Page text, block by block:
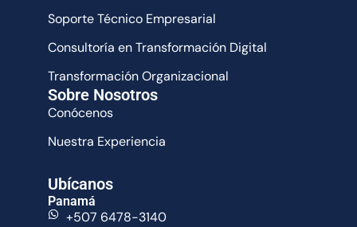
Soporte Técnico Empresarial
Consultoría en Transformación Digital
Transformación Organizacional
Sobre Nosotros
Conócenos
Nuestra Experiencia
Ubícanos
Panamá
+507 6478-3140